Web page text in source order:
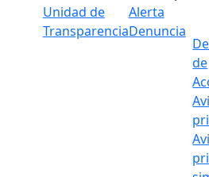
Unidad de
Transparencia
Alerta
Denuncia
de